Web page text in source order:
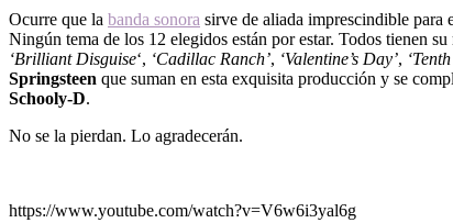
Ocurre que la banda sonora sirve de aliada imprescindible para
Ningún tema de los 12 elegidos están por estar. Todos tienen
‘Brilliant Disguise‘, ‘Cadillac Ranch’, ‘Valentine’s Day’,
Springsteen que suman en esta exquisita producción y se
Schooly-D.
No se la pierdan. Lo agradecerán.
https://www.youtube.com/watch?v=V6w6i3yal6g